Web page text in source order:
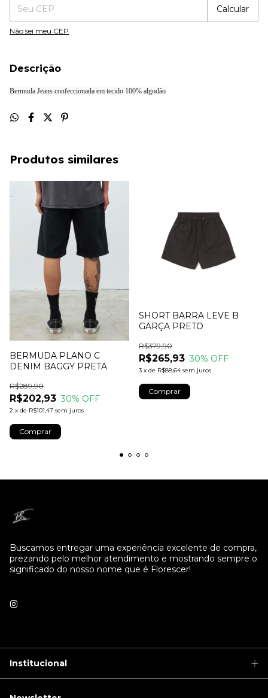
Calcular
Não sei meu CEP
Descrição
Bermuda Jeans confeccionada em tecido 100% algodão
Produtos similares
BERMUDA PLANO C
DENIM BAGGY PRETA
R$202,93
R$289,90
30% OFF
2 x de R$101,47 sem juros
Comprar
SHORT BARRA LEVE B
GARÇA PRETO
R$265,93
R$379,90
30% OFF
3 x de R$88,64 sem juros
Comprar
Buscamos entregar uma experiência excelente de compra,
prezando pelo melhor atendimento e mostrando sempre o
significado do nosso nome que é Florescer!
Institucional